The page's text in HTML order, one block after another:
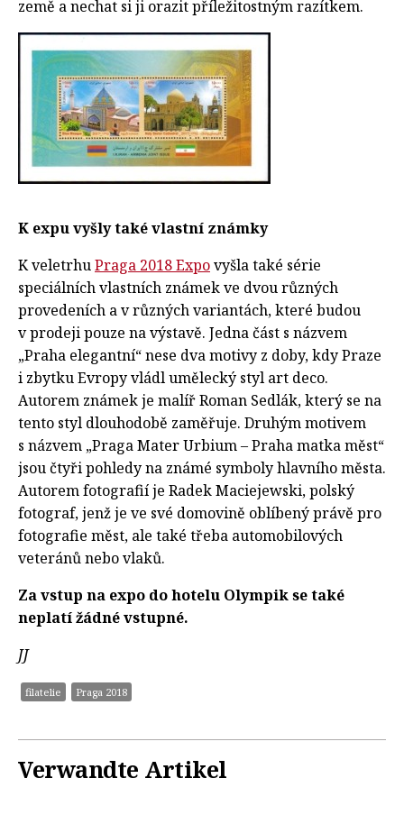
země a nechat si ji orazit příležitostným razítkem.
K expu vyšly také vlastní známky
K veletrhuPraga 2018 Expovyšla také série
speciálních vlastních známek ve dvou různých
provedeních a v různých variantách, které budou
v prodeji pouze na výstavě. Jedna část s názvem
„Praha elegantní“ nese dva motivy z doby, kdy Praze
i zbytku Evropy vládl umělecký styl art deco.
Autorem známek je malíř Roman Sedlák, který se na
tento styl dlouhodobě zaměřuje. Druhým motivem
s názvem „Praga Mater Urbium – Praha matka měst“
jsou čtyři pohledy na známé symboly hlavního města.
Autorem fotografií je Radek Maciejewski, polský
fotograf, jenž je ve své domovině oblíbený právě pro
fotografie měst, ale také třeba automobilových
veteránů nebo vlaků.
Za vstup na expo do hotelu Olympik se také
neplatí žádné vstupné.
JJ
filatelie Praga 2018
Verwandte Artikel